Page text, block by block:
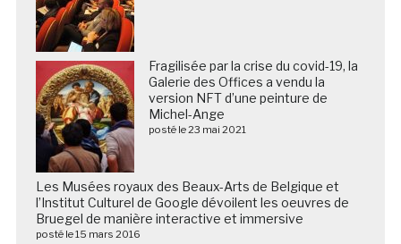
Fragilisée par la crise du covid-19, la
Galerie des Offices a vendu la
version NFT d’une peinture de
Michel-Ange
posté le 23 mai 2021
Les Musées royaux des Beaux-Arts de Belgique et
l’Institut Culturel de Google dévoilent les oeuvres de
Bruegel de manière interactive et immersive
posté le 15 mars 2016